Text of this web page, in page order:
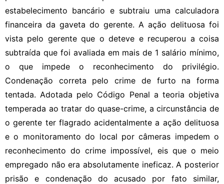
estabelecimento bancário e subtraiu uma calculadora
financeira da gaveta do gerente. A ação delituosa foi
vista pelo gerente que o deteve e recuperou a coisa
subtraída que foi avaliada em mais de 1 salário mínimo,
o que impede o reconhecimento do privilégio.
Condenação correta pelo crime de furto na forma
tentada. Adotada pelo Código Penal a teoria objetiva
temperada ao tratar do quase-crime, a circunstância de
o gerente ter flagrado acidentalmente a ação delituosa
e o monitoramento do local por câmeras impedem o
reconhecimento do crime impossível, eis que o meio
empregado não era absolutamente ineficaz. A posterior
prisão e condenação do acusado por fato similar,